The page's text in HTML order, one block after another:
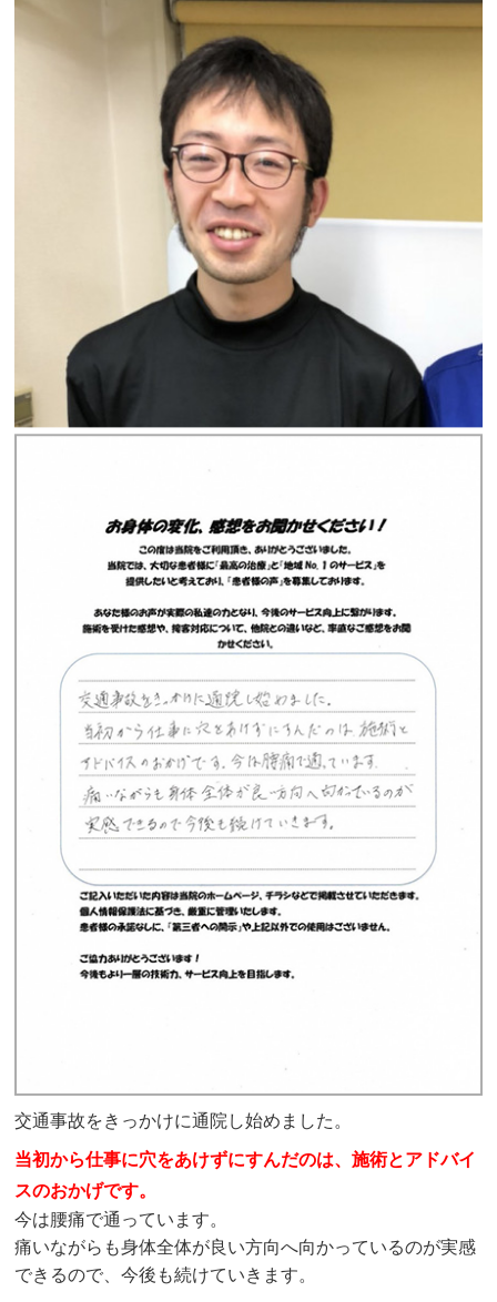
交通事故をきっかけに通院し始めました。
当初から仕事に穴をあけずにすんだのは、施術とアドバイ
スのおかげです。
今は腰痛で通っています。
痛いながらも身体全体が良い方向へ向かっているのが実感
できるので、今後も続けていきます。